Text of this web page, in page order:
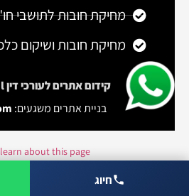
מחיקת חובות לתושבי
מחיקת חובות ושיקום
קידום אתריםלעורכי דין Avinu.co.il
בניית אתרים משגעים:
חיוג
learn about this page